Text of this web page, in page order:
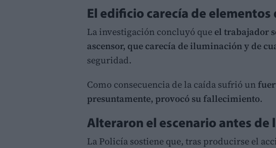
El edificio carecía de elementos
La investigación concluyó que el trabajador
ascensor, que carecía de iluminación y de
seguridad.
Como consecuencia de la caída sufrió un
presuntamente, provocó su fallecimiento.
Alteraron el escenario antes de
La Policía sostiene que, tras producirse el